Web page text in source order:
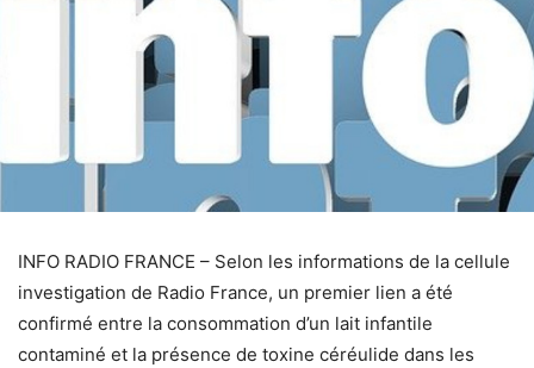
INFO RADIO FRANCE – Selon les informations de la cellule
investigation de Radio France, un premier lien a été
confirmé entre la consommation d’un lait infantile
contaminé et la présence de toxine céréulide dans les